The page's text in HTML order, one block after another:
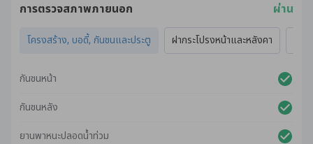
การตรวจสภาพภายนอก ผ่าน
โครงสร้าง, บอดี้, กันชนและประตู ฝากระโปรงหน้าและหลังคา
กันชนหน้า
กันชนหลัง
ยานพาหนะปลอดน้ําท่วม